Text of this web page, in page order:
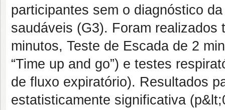
participantes sem o diagnóstico
saudáveis (G3). Foram
minutos, Teste de Escada de 2
“Time up and go”) e testes
de fluxo expiratório). Resultados
estatisticamente significativa